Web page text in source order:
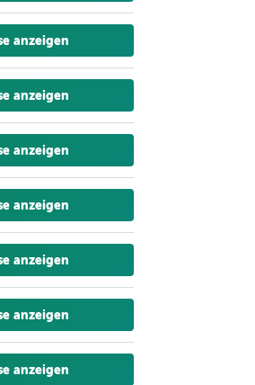
anzeigen
anzeigen
anzeigen
anzeigen
anzeigen
anzeigen
anzeigen